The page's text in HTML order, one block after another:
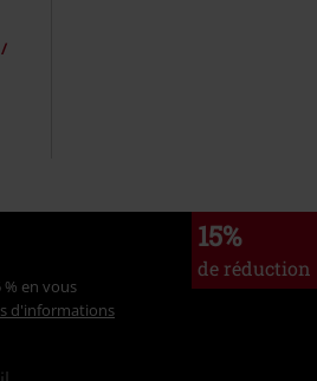
15%
de réduction
en vous
d'informations